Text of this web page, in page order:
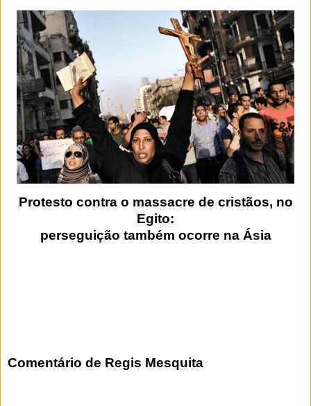
Protesto contra o massacre de cristãos, no
Egito:
perseguição também ocorre na Ásia
Comentário de Regis Mesquita